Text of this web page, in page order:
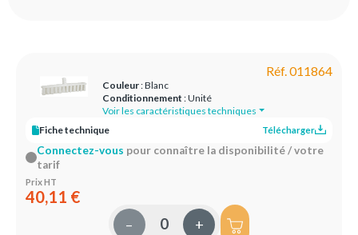
Réf. 011864
Couleur: Blanc
Conditionnement : Unité
Voir les caractéristiques techniques
Fiche technique
Télécharger
Connectez-vous pour connaître la disponibilité / votre
tarif
Prix HT
40,11 €
– +